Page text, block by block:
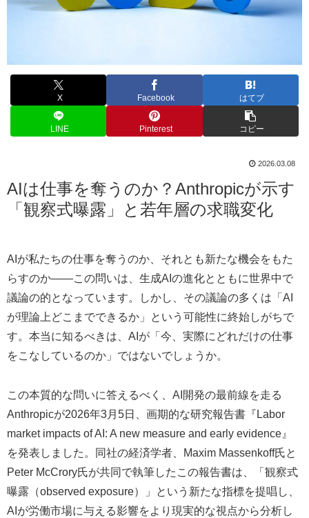
X Facebook はてブ
LINE Pinterest コピー
2026.03.08
AIは仕事を奪うのか？Anthropicが示す
「観察式曝露」と若年層の求職変化
AIが私たちの仕事を奪うのか、それとも新たな機会をもた
らすのか――この問いは、生成AIの進化とともに世界中で
議論の的となっています。しかし、その議論の多くは「AI
が理論上どこまでできるか」という可能性に終始しがちで
す。本当に知るべきは、AIが「今、実際にどれだけの仕事
をこなしているのか」ではないでしょうか。
この本質的な問いに答えるべく、AI開発の最前線を走る
Anthropicが2026年3月5日、画期的な研究報告書『Labor
market impacts of AI: A new measure and early evidence』
を発表しました。同社の経済学者、Maxim Massenkoff氏と
Peter McCrory氏が共同で執筆したこの報告書は、「観察式
曝露（observed exposure）」という新たな指標を提唱し、
AIが労働市場に与える影響をより現実的な視点から分析し